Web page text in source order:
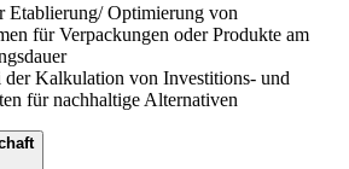
Etablierung/ Optimierung von
für Verpackungen oder Produkte am
der Kalkulation von Investitions- und
für nachhaltige Alternativen